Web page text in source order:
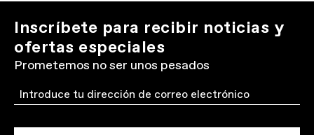
Inscríbete para recibir noticias y
ofertas especiales
Prometemos no ser unos pesados
Email